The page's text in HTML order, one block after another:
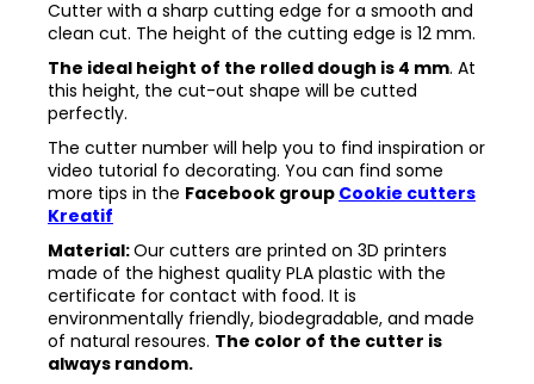
Cutter with a sharp cutting edge for a smooth and
clean cut. The height of the cutting edge is 12 mm.
The ideal height of the rolled dough is 4 mm. At
this height, the cut-out shape will be cutted
perfectly.
The cutter number will help you to find inspiration or
video tutorial fo decorating. You can find some
more tips in the Facebook group Cookie cutters
Kreatif
Material:Our cutters are printed on 3D printers
made of the highest quality PLA plastic with the
certificate for contact with food. It is
environmentally friendly, biodegradable, and made
of natural resoures. The color of the cutter is
always random.